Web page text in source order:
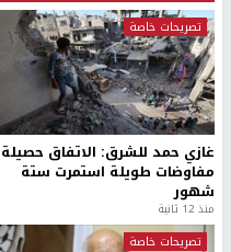
تصريحات خاصة
غازي حمد للشرق: الاتفاق حصيلة
مفاوضات طويلة استمرت ستة
شهور
منذ 12 ثانية
تصريحات خاصة